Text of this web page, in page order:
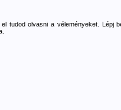
tudod olvasni a véleményeket. Lépj